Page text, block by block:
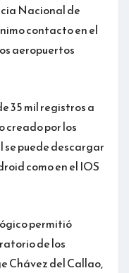
Nacional de
contacto en el
aeropuertos
35 mil registros a
creado por los
se puede descargar
como en el IOS
permitió
de los
Chávez del Callao,